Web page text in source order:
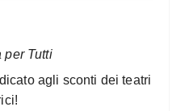
per Tutti
agli sconti dei teatri